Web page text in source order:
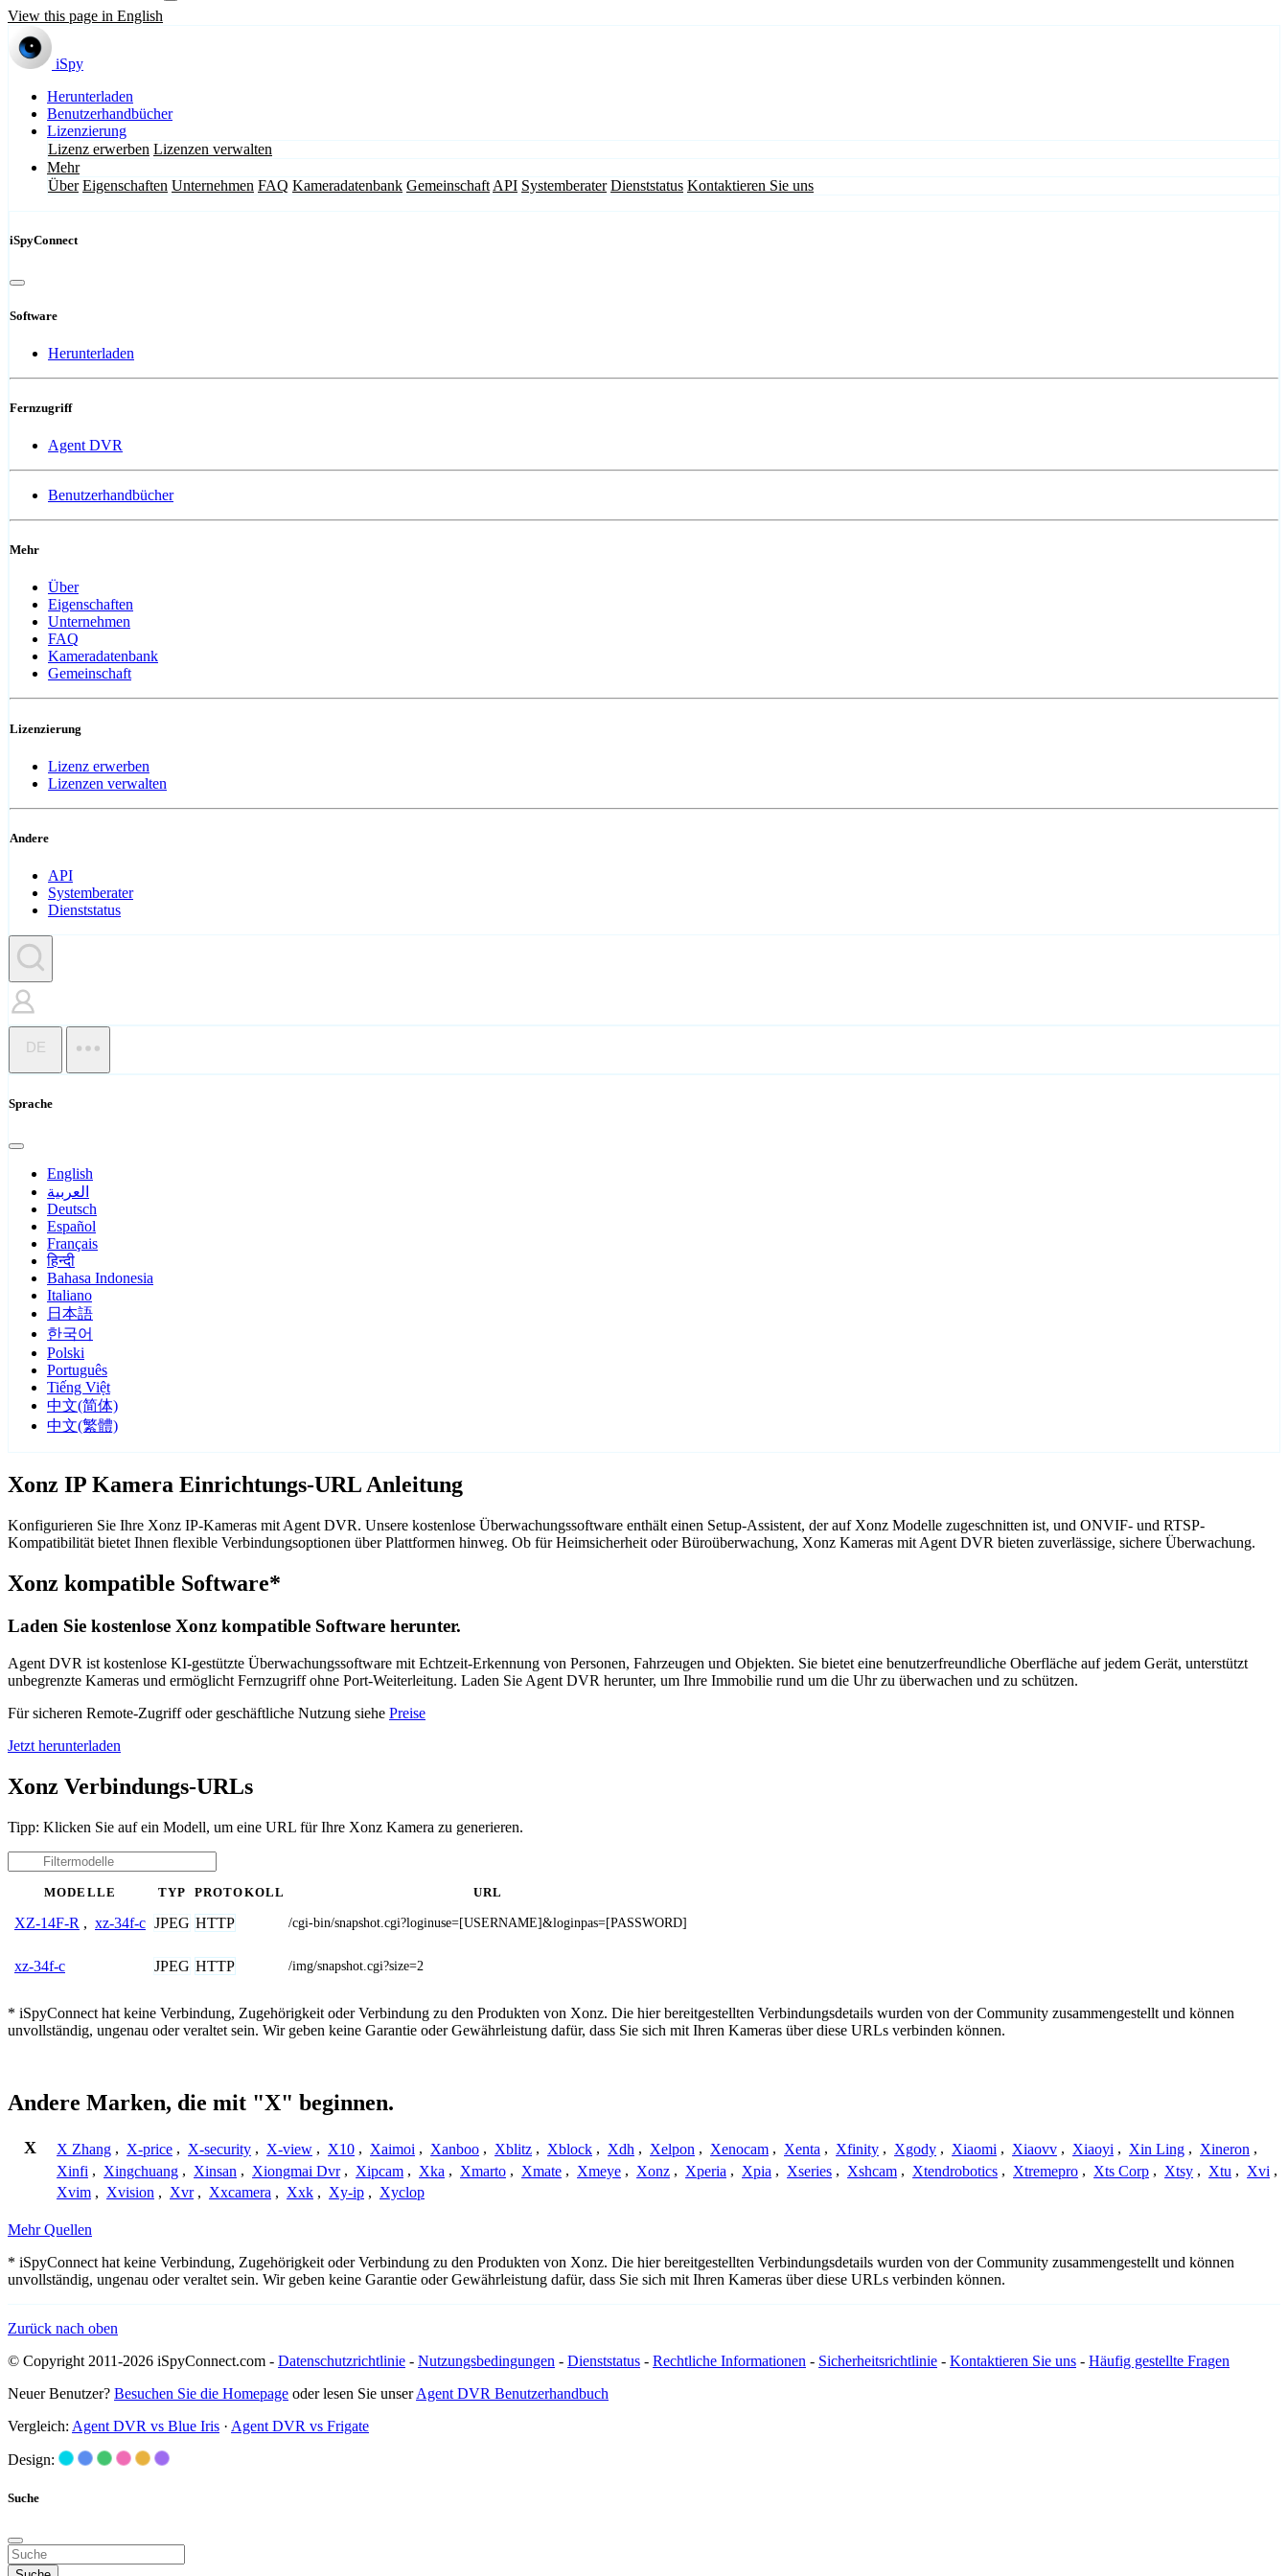
View this page in English
iSpy
Herunterladen
Benutzerhandbücher
Lizenzierung
Lizenz erwerben Lizenzen verwalten
Mehr
Über Eigenschaften Unternehmen FAQ Kameradatenbank Gemeinschaft API Systemberater Dienststatus Kontaktieren Sie uns
iSpyConnect
Software
Herunterladen
Fernzugriff
Agent DVR
Benutzerhandbücher
Mehr
Über
Eigenschaften
Unternehmen
FAQ
Kameradatenbank
Gemeinschaft
Lizenzierung
Lizenz erwerben
Lizenzen verwalten
Andere
API
Systemberater
Dienststatus
DE
Sprache
English
العربية
Deutsch
Español
Français
हिन्दी
Bahasa Indonesia
Italiano
日本語
한국어
Polski
Português
Tiếng Việt
中文(简体)
中文(繁體)
Xonz IP Kamera Einrichtungs-URL Anleitung
Konfigurieren Sie Ihre Xonz IP-Kameras mit Agent DVR. Unsere kostenlose Überwachungssoftware enthält einen Setup-Assistent, der auf Xonz Modelle zugeschnitten ist, und ONVIF- und RTSP-
Kompatibilität bietet Ihnen flexible Verbindungsoptionen über Plattformen hinweg. Ob für Heimsicherheit oder Büroüberwachung, Xonz Kameras mit Agent DVR bieten zuverlässige, sichere Überwachung.
Xonz kompatible Software*
Laden Sie kostenlose Xonz kompatible Software herunter.
Agent DVR ist kostenlose KI-gestützte Überwachungssoftware mit Echtzeit-Erkennung von Personen, Fahrzeugen und Objekten. Sie bietet eine benutzerfreundliche Oberfläche auf jedem Gerät, unterstützt
unbegrenzte Kameras und ermöglicht Fernzugriff ohne Port-Weiterleitung. Laden Sie Agent DVR herunter, um Ihre Immobilie rund um die Uhr zu überwachen und zu schützen.
Für sicheren Remote-Zugriff oder geschäftliche Nutzung siehe Preise
Jetzt herunterladen
Xonz Verbindungs-URLs
Tipp: Klicken Sie auf ein Modell, um eine URL für Ihre Xonz Kamera zu generieren.
MODELLE TYP PROTOKOLL URL
XZ-14F-R , xz-34f-c JPEG HTTP /cgi-bin/snapshot.cgi?loginuse=[USERNAME]&loginpas=[PASSWORD]
xz-34f-c JPEG HTTP /img/snapshot.cgi?size=2
* iSpyConnect hat keine Verbindung, Zugehörigkeit oder Verbindung zu den Produkten von Xonz. Die hier bereitgestellten Verbindungsdetails wurden von der Community zusammengestellt und können
unvollständig, ungenau oder veraltet sein. Wir geben keine Garantie oder Gewährleistung dafür, dass Sie sich mit Ihren Kameras über diese URLs verbinden können.
Andere Marken, die mit "X" beginnen.
X X Zhang , X-price , X-security , X-view , X10 , Xaimoi , Xanboo , Xblitz , Xblock , Xdh , Xelpon , Xenocam , Xenta , Xfinity , Xgody , Xiaomi , Xiaovv , Xiaoyi , Xin Ling , Xineron ,
Xinfi , Xingchuang , Xinsan , Xiongmai Dvr , Xipcam , Xka , Xmarto , Xmate , Xmeye , Xonz , Xperia , Xpia , Xseries , Xshcam , Xtendrobotics , Xtremepro , Xts Corp , Xtsy , Xtu , Xvi ,
Xvim , Xvision , Xvr , Xxcamera , Xxk , Xy-ip , Xyclop
Mehr Quellen
* iSpyConnect hat keine Verbindung, Zugehörigkeit oder Verbindung zu den Produkten von Xonz. Die hier bereitgestellten Verbindungsdetails wurden von der Community zusammengestellt und können
unvollständig, ungenau oder veraltet sein. Wir geben keine Garantie oder Gewährleistung dafür, dass Sie sich mit Ihren Kameras über diese URLs verbinden können.
Zurück nach oben
© Copyright 2011-2026 iSpyConnect.com - Datenschutzrichtlinie - Nutzungsbedingungen - Dienststatus - Rechtliche Informationen - Sicherheitsrichtlinie - Kontaktieren Sie uns - Häufig gestellte Fragen
Neuer Benutzer? Besuchen Sie die Homepage oder lesen Sie unserAgent DVR Benutzerhandbuch
Vergleich: Agent DVR vs Blue Iris · Agent DVR vs Frigate
Design:
Suche